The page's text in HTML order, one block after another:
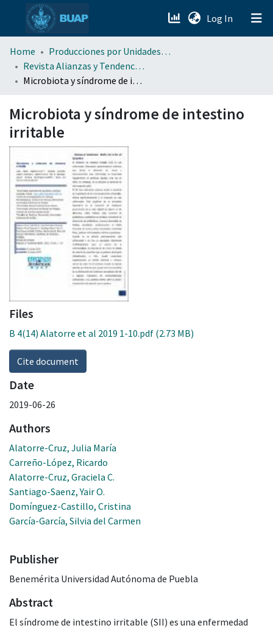
Log In (current)
menu.section.about_menu
All of DSpace
Home
Producciones por Unidades Académicas
Revista Alianzas y Tendencias BUAP (AyTBUAP)
Microbiota y síndrome de intestino irritable
Microbiota y síndrome de intestino
irritable
Files
B 4(14) Alatorre et al 2019 1-10.pdf (2.73 MB)
Cite document
Date
2019-06-26
Authors
Alatorre-Cruz, Julia María
Carreño-López, Ricardo
Alatorre-Cruz, Graciela C.
Santiago-Saenz, Yair O.
Domínguez-Castillo, Cristina
García-García, Silvia del Carmen
Publisher
Benemérita Universidad Autónoma de Puebla
Abstract
El síndrome de intestino irritable (SII) es una enfermedad